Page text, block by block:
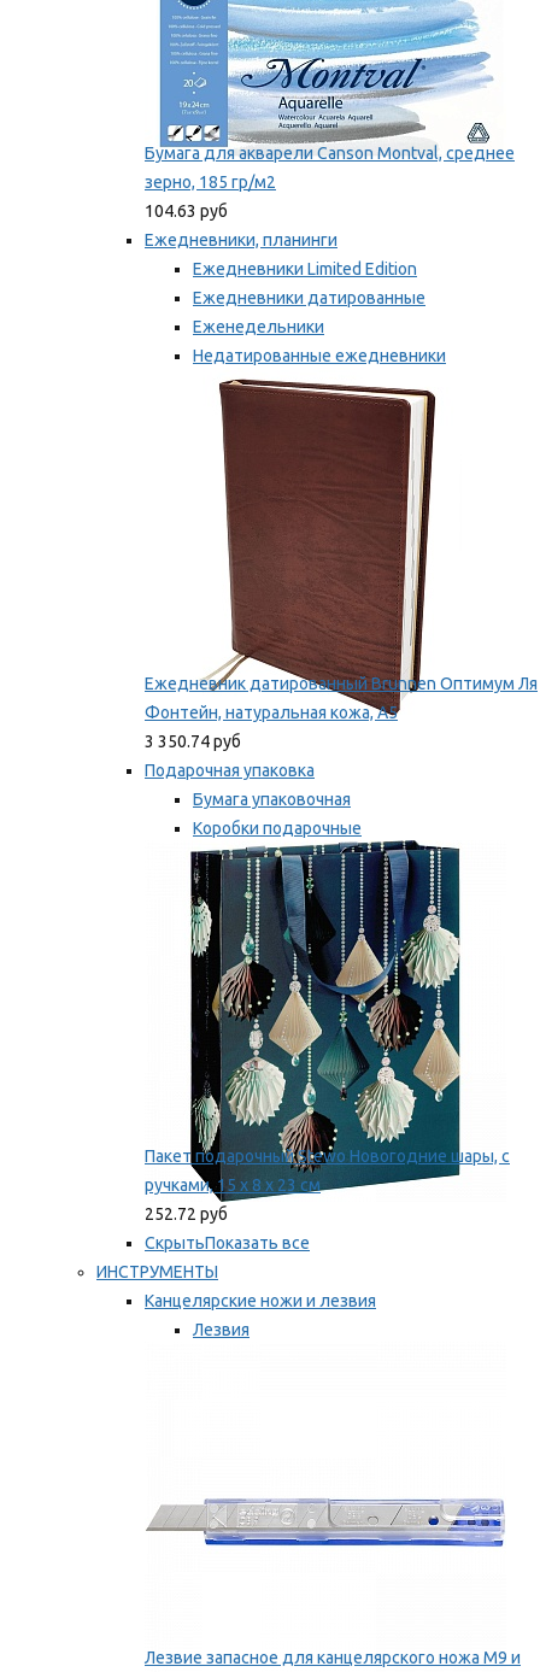
Бумага для акварели Canson Montval, среднее
зерно, 185 гр/м2
104.63 руб
Ежедневники, планинги
Ежедневники Limited Edition
Ежедневники датированные
Еженедельники
Недатированные ежедневники
Планинги
Мы рекомендуем
Ежедневник датированный Brunnen Оптимум Ля
Фонтейн, натуральная кожа, А5
3 350.74 руб
Подарочная упаковка
Бумага упаковочная
Коробки подарочные
Ленты, бобины
Мы рекомендуем
Пакет подарочный Stewo Новогодние шары, с
ручками, 15 х 8 х 23 см
252.72 руб
СкрытьПоказать все
ИНСТРУМЕНТЫ
Канцелярские ножи и лезвия
Лезвия
Лезвие запасное для канцелярского ножа M9 и